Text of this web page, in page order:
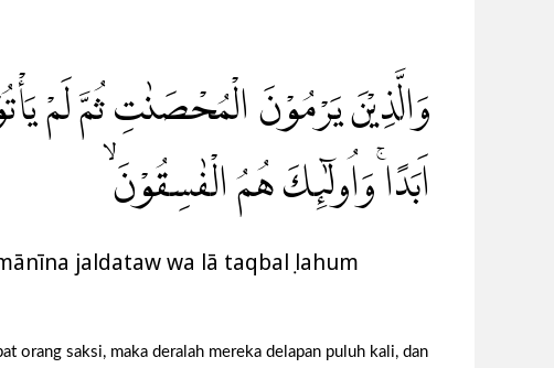
وَالَّذِيْنَ يَرْمُوْنَ الْمُحْصَنٰتِ ثُمَّ لَمْ
اَبَدًاۚ وَاُولٰۤىِٕكَ هُمُ الْفٰسِقُوْنَ ۙ
jaldataw wa lā taqbalụ lahum
orang saksi, maka deralah mereka delapan puluh kali, dan